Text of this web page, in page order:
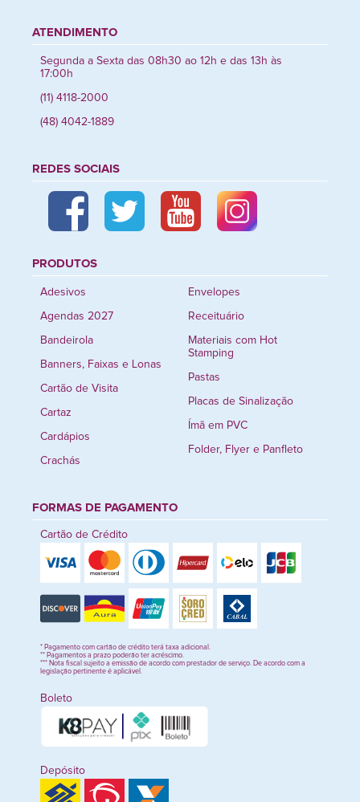
ATENDIMENTO
Segunda a Sexta das 08h30 ao 12h e das 13h às
17:00h
(11) 4118-2000
(48) 4042-1889
REDES SOCIAIS
PRODUTOS
Adesivos
Agendas 2027
Bandeirola
Banners, Faixas e Lonas
Cartão de Visita
Cartaz
Cardápios
Crachás
Envelopes
Receituário
Materiais com Hot
Stamping
Pastas
Placas de Sinalização
Ímã em PVC
Folder, Flyer e Panfleto
FORMAS DE PAGAMENTO
Cartão de Crédito
* Pagamento com cartão de crédito terá taxa adicional.
** Pagamentos a prazo poderão ter acréscimo.
*** Nota fiscal sujeito a emissão de acordo com prestador de serviço. De acordo com a
legislação pertinente é aplicável.
Boleto
Depósito